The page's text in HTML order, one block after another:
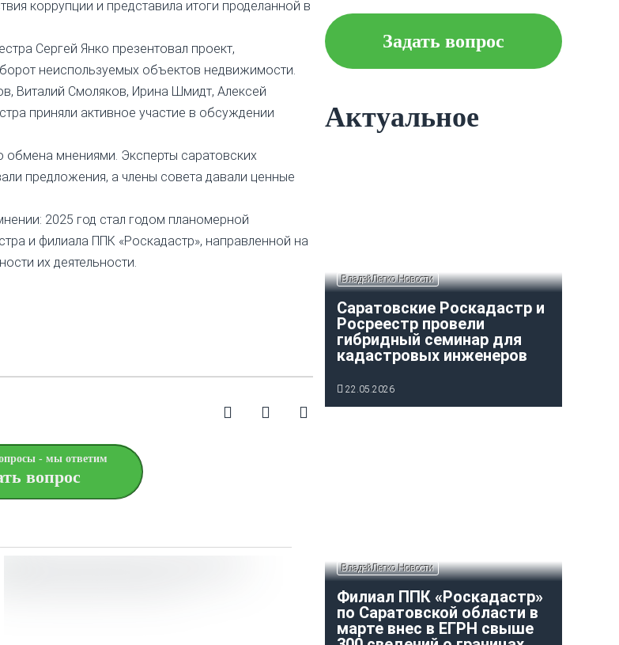
коррупции и представила итоги проделанной в
Сергей Янко презентовал проект,
неиспользуемых объектов недвижимости.
Виталий Смоляков, Ирина Шмидт, Алексей
приняли активное участие в обсуждении
мнениями. Эксперты саратовских
предложения, а члены совета давали ценные
2025 год стал годом планомерной
и филиала ППК «Роскадастр», направленной на
их деятельности.
- мы ответим
вопрос
Что следует знать об
Задать вопрос
Актуальное
ВладейЛегко Новости
Саратовские Роскадастр и
Росреестр провели
гибридный семинар для
кадастровых инженеров
22.05.2026
ВладейЛегко Новости
Филиал ППК «Роскадастр»
по Саратовской области в
марте внес в ЕГРН свыше